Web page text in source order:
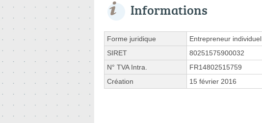
Informations
Forme juridique
Entrepreneur individuel
SIRET
80251575900032
N° TVA Intra.
FR14802515759
Création
15 février 2016